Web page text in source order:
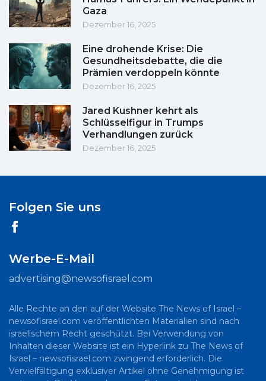
Gaza
Dezember 16, 2025
Eine drohende Krise: Die
Gesundheitsdebatte, die die
Prämien verdoppeln könnte
Dezember 16, 2025
Jared Kushner kehrt als
Schlüsselfigur in Trumps
Verhandlungen zurück
Dezember 16, 2025
Folgen Sie uns
Werbe-E-Mail
advertising@newsofisrael.com
Alle Rechte an den auf der Website The News of Israel –
newsofisrael.com veröffentlichten Materialien sind nach
israelischem Recht geschützt. Bei Verwendung von
Inhalten dieser Website ist ein Hyperlink zu The News of
Israel – newsofisrael.com zwingend erforderlich. Die
Vervielfältigung exklusiver Artikel ohne Genehmigung ist